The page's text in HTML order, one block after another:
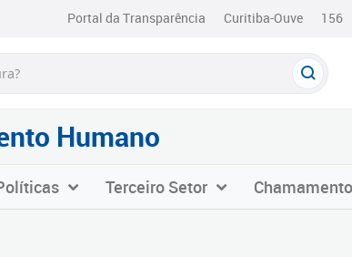
Portal da Transparência Curitiba-Ouve 156
Humano
Terceiro Setor